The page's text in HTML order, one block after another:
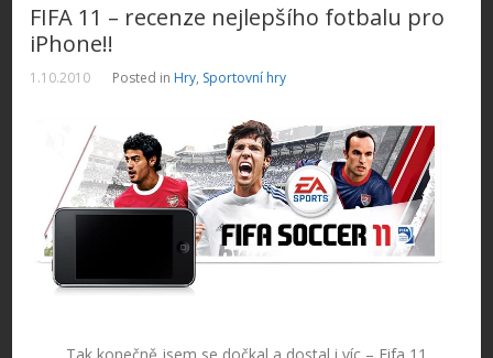
FIFA 11 – recenze nejlepšího fotbalu pro
iPhone!!
1.10.2010 Posted in Hry, Sportovní hry